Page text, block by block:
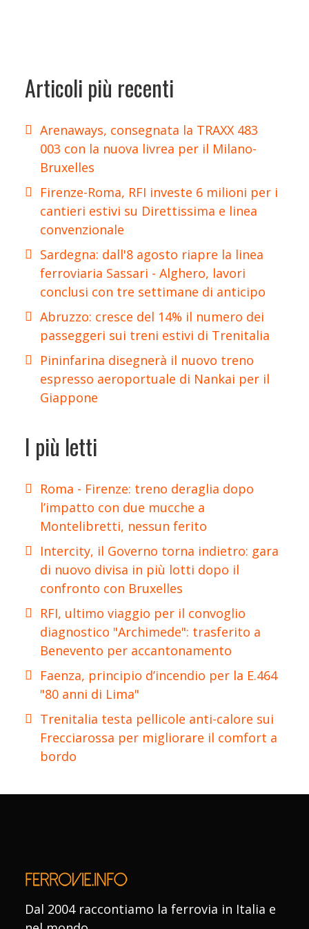
Articoli più recenti
Arenaways, consegnata la TRAXX 483
003 con la nuova livrea per il Milano-
Bruxelles
Firenze-Roma, RFI investe 6 milioni per i
cantieri estivi su Direttissima e linea
convenzionale
Sardegna: dall'8 agosto riapre la linea
ferroviaria Sassari - Alghero, lavori
conclusi con tre settimane di anticipo
Abruzzo: cresce del 14% il numero dei
passeggeri sui treni estivi di Trenitalia
Pininfarina disegnerà il nuovo treno
espresso aeroportuale di Nankai per il
Giappone
I più letti
Roma - Firenze: treno deraglia dopo
l’impatto con due mucche a
Montelibretti, nessun ferito
Intercity, il Governo torna indietro: gara
di nuovo divisa in più lotti dopo il
confronto con Bruxelles
RFI, ultimo viaggio per il convoglio
diagnostico "Archimede": trasferito a
Benevento per accantonamento
Faenza, principio d’incendio per la E.464
"80 anni di Lima"
Trenitalia testa pellicole anti-calore sui
Frecciarossa per migliorare il comfort a
bordo
Dal 2004 raccontiamo la ferrovia in Italia e